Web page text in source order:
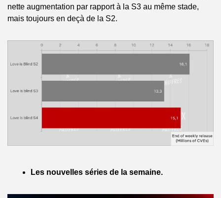
nette augmentation par rapport à la S3 au même stade,
mais toujours en deçà de la S2.
Les nouvelles séries de la semaine.